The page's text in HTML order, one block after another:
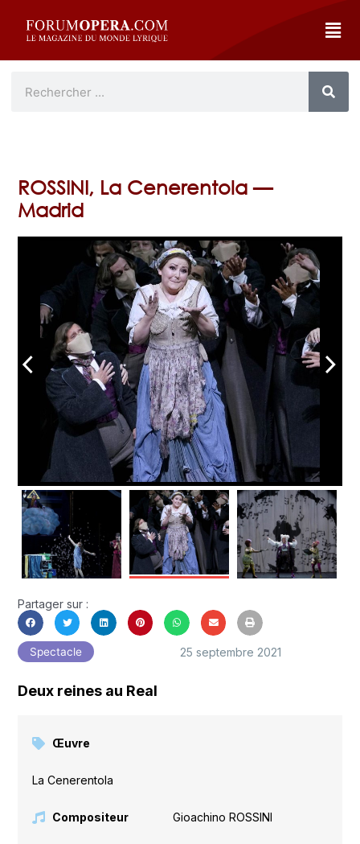
ROSSINI, La Cenerentola —
Madrid
arrow_back_ios arrow_forward_ios
Partager sur :
Spectacle 25 septembre 2021
Deux reines au Real
Œuvre
La Cenerentola
Compositeur Gioachino ROSSINI